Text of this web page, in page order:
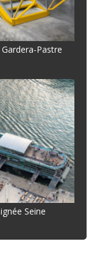
Pastre
Seine